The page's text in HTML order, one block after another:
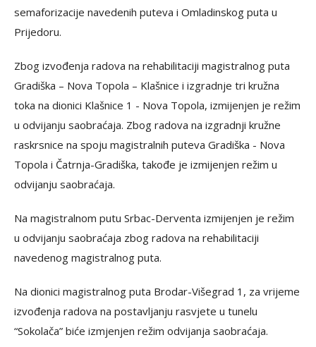
semaforizacije navedenih puteva i Omladinskog puta u
Prijedoru.
Zbog izvođenja radova na rehabilitaciji magistralnog puta
Gradiška – Nova Topola – Klašnice i izgradnje tri kružna
toka na dionici Klašnice 1 - Nova Topola, izmijenjen je režim
u odvijanju saobraćaja. Zbog radova na izgradnji kružne
raskrsnice na spoju magistralnih puteva Gradiška - Nova
Topola i Čatrnja-Gradiška, takođe je izmijenjen režim u
odvijanju saobraćaja.
Na magistralnom putu Srbac-Derventa izmijenjen je režim
u odvijanju saobraćaja zbog radova na rehabilitaciji
navedenog magistralnog puta.
Na dionici magistralnog puta Brodar-Višegrad 1, za vrijeme
izvođenja radova na postavljanju rasvjete u tunelu
“Sokolača” biće izmjenjen režim odvijanja saobraćaja.